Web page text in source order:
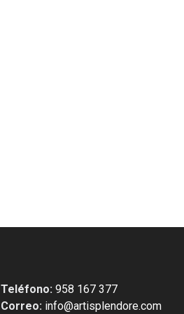
Teléfono: 958 167 377
Correo: info@artisplendore.com